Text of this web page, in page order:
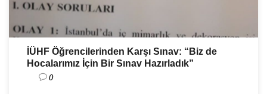
İÜHF Öğrencilerinden Karşı Sınav: “Biz de
Hocalarımız İçin Bir Sınav Hazırladık”
0